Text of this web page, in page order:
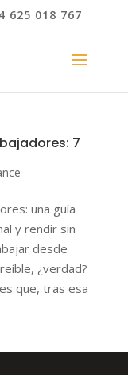
625 018 767
7
una guía
y rendir sin
desde
¿verdad?
que, tras esa